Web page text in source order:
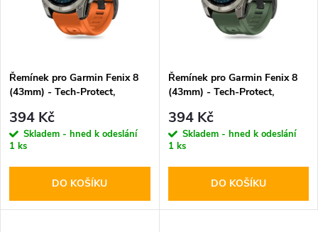
p
r
o
d
s
p
r
o
d
Řemínek pro Garmin Fenix 8
(43mm) - Tech-Protect,
394 Kč
Skladem - hned k odeslání
1 ks
DO KOŠÍKU
Řemínek pro Garmin Fenix 8
(43mm) - Tech-Protect,
394 Kč
Skladem - hned k odeslání
1 ks
DO KOŠÍKU